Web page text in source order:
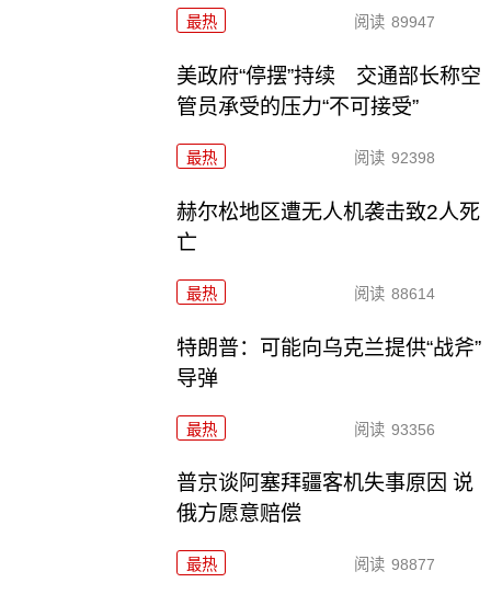
最热 阅读 89947
美政府“停摆”持续 交通部长称空
管员承受的压力“不可接受”
最热 阅读 92398
赫尔松地区遭无人机袭击致2人死
亡
最热 阅读 88614
特朗普：可能向乌克兰提供“战斧”
导弹
最热 阅读 93356
普京谈阿塞拜疆客机失事原因 说
俄方愿意赔偿
最热 阅读 98877